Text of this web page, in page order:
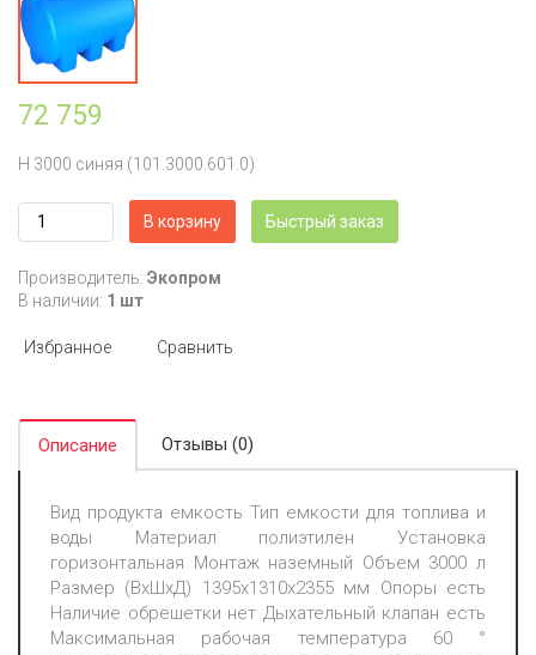
72 759
H 3000 синяя (101.3000.601.0)
В корзину Быстрый заказ
Производитель: Экопром
В наличии: 1 шт
Избранное Сравнить
Описание Отзывы (0)
Вид продукта емкость Тип емкости для топлива и
воды Материал полиэтилен Установка
горизонтальная Монтаж наземный Объем 3000 л
Размер (ВхШхД) 1395х1310х2355 мм Опоры есть
Наличие обрешетки нет Дыхательный клапан есть
Максимальная рабочая температура 60 °